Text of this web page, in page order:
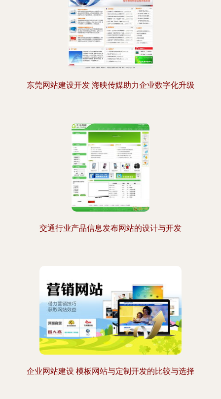
东莞网站建设开发 海映传媒助力企业数字化升级
交通行业产品信息发布网站的设计与开发
企业网站建设 模板网站与定制开发的比较与选择